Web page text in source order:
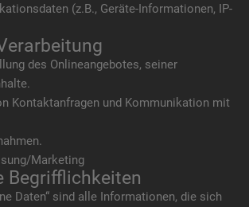
(z.B., Geräte-Informationen, IP-
des Onlineangebotes, seiner
Kontaktanfragen und Kommunikation mit
Marketing
Begrifflichkeiten
Daten“ sind alle Informationen, die sich